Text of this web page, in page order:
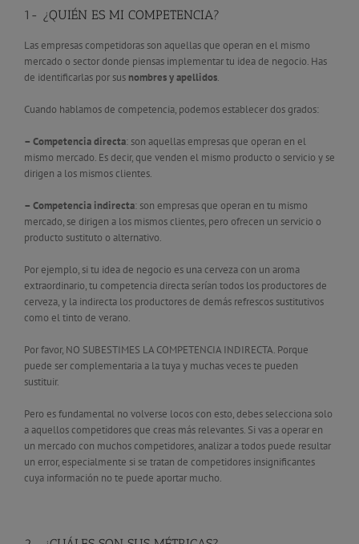
1- ¿QUIÉN ES MI COMPETENCIA?
Las empresas competidoras son aquellas que operan en el mismo
mercado o sector donde piensas implementar tu idea de negocio. Has
de identificarlas por sus nombres y apellidos.
Cuando hablamos de competencia, podemos establecer dos grados:
– Competencia directa: son aquellas empresas que operan en el
mismo mercado. Es decir, que venden el mismo producto o servicio y se
dirigen a los mismos clientes.
– Competencia indirecta: son empresas que operan en tu mismo
mercado, se dirigen a los mismos clientes, pero ofrecen un servicio o
producto sustituto o alternativo.
Por ejemplo, si tu idea de negocio es una cerveza con un aroma
extraordinario, tu competencia directa serían todos los productores de
cerveza, y la indirecta los productores de demás refrescos sustitutivos
como el tinto de verano.
Por favor, NO SUBESTIMES LA COMPETENCIA INDIRECTA. Porque
puede ser complementaria a la tuya y muchas veces te pueden
sustituir.
Pero es fundamental no volverse locos con esto, debes selecciona solo
a aquellos competidores que creas más relevantes. Si vas a operar en
un mercado con muchos competidores, analizar a todos puede resultar
un error, especialmente si se tratan de competidores insignificantes
cuya información no te puede aportar mucho.